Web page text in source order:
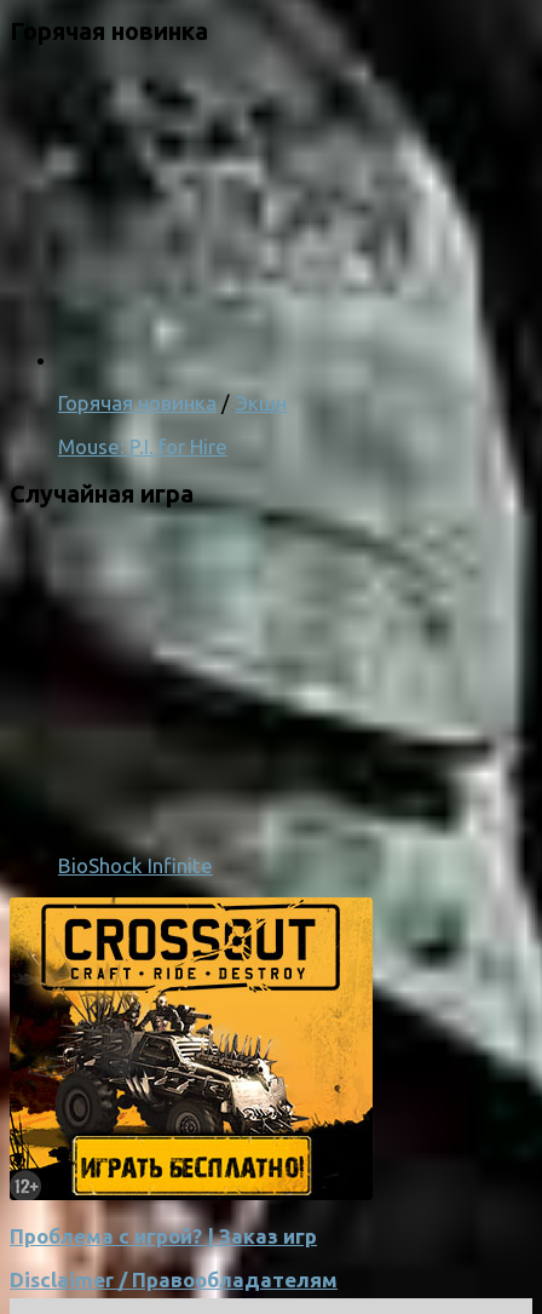
Горячая новинка
Горячая новинка / Экшн
Mouse: P.I. for Hire
Случайная игра
BioShock Infinite
Проблема с игрой? | Заказ игр
Disclaimer / Правообладателям